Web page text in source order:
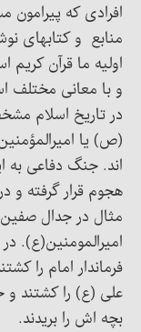
افرادی که پیرامون
منابع و کتابهای
اولیه ما قرآن
و با معانی مختلف
در تاریخ اسلام
(ص) یا
اند. جنگ دفاعی به
هجوم قرار گرفته و
مثال در جدال
امیرالمومنین(ع).
فرماندار امام را
علی (ع) را کشتند و
بچه اش را بریدند.